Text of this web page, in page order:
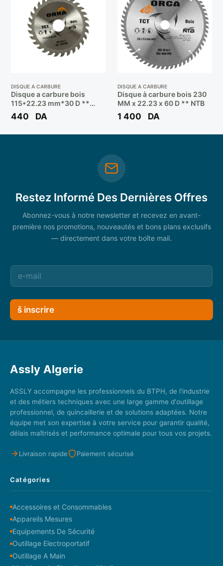
DISQUE A CARBURE
Disque a carbure bois
115*22.23 mm*30 D **
ORKA
440 DA
DISQUE A CARBURE
Disque à carbure bois 230
MM x 22.23 x 60 D ** NTB
1 400 DA
Restez Informé Des Dernières Offres
Abonnez-vous à notre newsletter et recevez en avant-
première nos promotions, nouveautés et bons plans exclusifs
— directement dans votre boîte mail.
š inscrire
Assly Algerie
ASSLY accompagne les professionnels du BTPH, de l'industrie
et des métiers techniques avec une large gamme d'outillage
professionnel, de quincaillerie et de solutions adaptées. Notre
équipe met son expertise à votre service pour garantir qualité,
délais maîtrisés et performance optimale pour tous vos projets.
Livraison rapide Paiement sécurisé
Catégories
Accessoires et Consommables
Appareils Mesures
Equipements De Sécurité
Outillage Electroportatif
Outillage A Main